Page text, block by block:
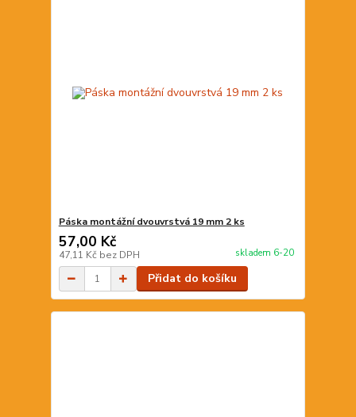
Páska montážní dvouvrstvá 19 mm 2 ks
57,00 Kč
47,11 Kč bez DPH skladem 6-20
Přidat do košíku